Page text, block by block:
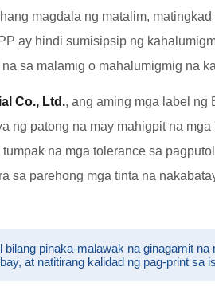
magdala ng matalim,
ay hindi sumisipsip ng
sa malamig o mahalumigmig na
Co., Ltd., ang aming mga label ng
ng patong na may mahigpit na
na mga tolerance sa
sa parehong mga tinta na
pinaka-malawak na ginagamit na
at natitirang kalidad ng pag-print sa